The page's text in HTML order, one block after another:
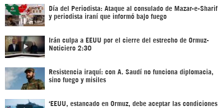
Día del Periodista: Ataque al consulado de Mazar-e-Sharif
y periodista iraní que informó bajo fuego
Irán culpa a EEUU por el cierre del estrecho de Ormuz-
Noticiero 2:30
Resistencia iraquí: con A. Saudí no funciona diplomacia,
sino fuego y misiles
‘EEUU, estancado en Ormuz, debe aceptar las condiciones